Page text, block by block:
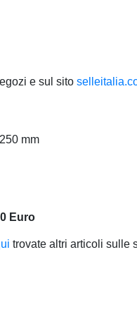
e sul sito
mm
Euro
trovate altri articoli sulle